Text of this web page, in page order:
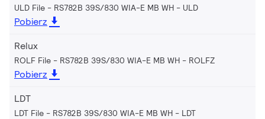
ULD File - RS782B 39S/830 WIA-E MB WH ULD
Pobierz
Relux
ROLF File - RS782B 39S/830 WIA-E MB WH ROLFZ
Pobierz
LDT
LDT File - RS782B 39S/830 WIA-E MB WH LDT